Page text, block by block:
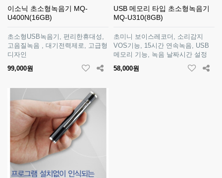
이소닉 초소형녹음기 MQ-
U400N(16GB)
초소형USB녹음기, 편리한휴대성,
고음질녹음 , 대기전력제로, 고급형
디자인
99,000원
USB 메모리 타입 초소형녹음기
MQ-U310(8GB)
초미니 보이스레코더, 소리감지
VOS기능, 15시간 연속녹음, USB
메모리 기능, 녹음 날짜시간 설정
58,000원